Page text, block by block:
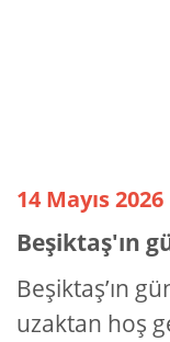
14 Mayıs 2026
Beşiktaş'ın
Beşiktaş’ın
uzaktan hoş